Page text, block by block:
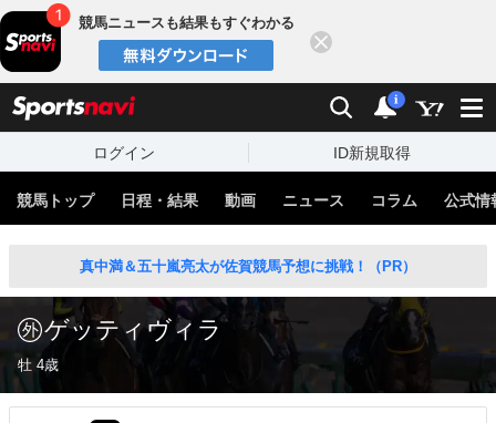
競馬ニュースも結果もすぐわかる
検索 通知
i
ログイン ID新規取得
競馬トップ 日程・結果 動画 ニュース コラム 公式情
真中満＆五十嵐亮太が佐賀競馬予想に挑戦！（PR）
ゲッティヴィラ
牡 4歳